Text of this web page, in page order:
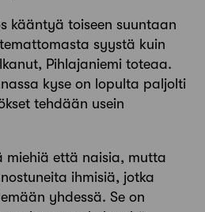
kääntyä toiseen suuntaan
syystä kuin
Pihlajaniemi toteaa.
kyse on lopulta paljolti
tehdään usein
miehiä että naisia, mutta
ihmisiä, jotka
yhdessä. Se on